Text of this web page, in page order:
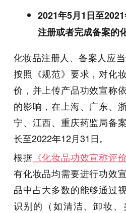
2021年5月1日至
注册或者完成备案的
化妆品注册人、备案人应
按照《规范》要求，对化
价，并上传产品功效宣称
的影响，在上海、广东、
宁、江西、重庆药监局备
长至2022年12月31日。
根据 《化妆品功效宣称评
有化妆品均需要进行功效
品中占大多数的能够通过
识别的（如清洁、卸妆